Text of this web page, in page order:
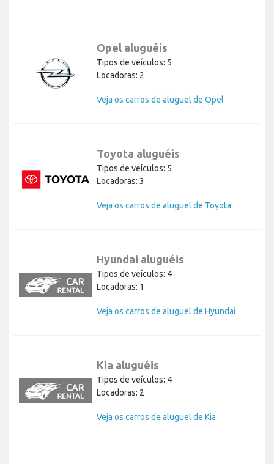
Opel aluguéis
Tipos de veículos: 5
Locadoras: 2
Veja os carros de aluguel de Opel
Toyota aluguéis
Tipos de veículos: 5
Locadoras: 3
Veja os carros de aluguel de Toyota
Hyundai aluguéis
Tipos de veículos: 4
Locadoras: 1
Veja os carros de aluguel de Hyundai
Kia aluguéis
Tipos de veículos: 4
Locadoras: 2
Veja os carros de aluguel de Kia